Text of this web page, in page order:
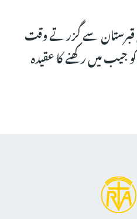
قبرستان سے گزرتے وقت
جیب میں رکھنے کا عقیدہ